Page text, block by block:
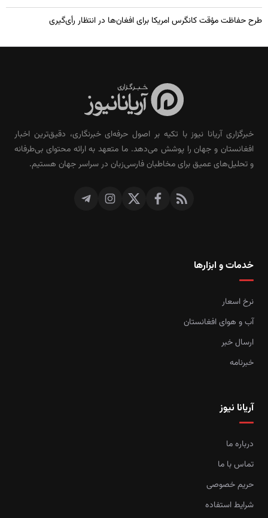
طرح حفاظت مؤقت کانگرس امریکا برای افغان‌ها در انتظار رأی‌گیری
خبرگزاری آریانا نیوز با تکیه بر اصول حرفه‌ای خبرنگاری، دقیق‌ترین اخبار
افغانستان و جهان را پوشش می‌دهد. ما متعهد به ارائه محتوای بی‌طرفانه
و تحلیل‌های عمیق برای مخاطبان فارسی‌زبان در سراسر جهان هستیم.
خدمات و ابزارها
نرخ اسعار
آب و هوای افغانستان
ارسال خبر
خبرنامه
آریانا نیوز
درباره ما
تماس با ما
حریم خصوصی
شرایط استفاده